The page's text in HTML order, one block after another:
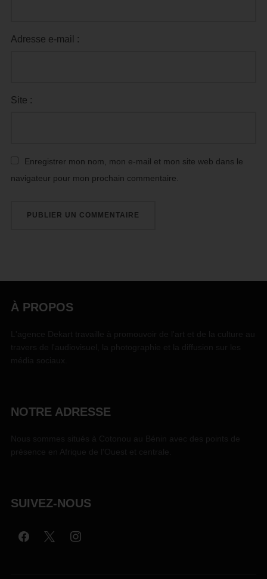
Adresse e-mail :
Site :
Enregistrer mon nom, mon e-mail et mon site web dans le
navigateur pour mon prochain commentaire.
À PROPOS
NOTRE ADRESSE
SUIVEZ-NOUS